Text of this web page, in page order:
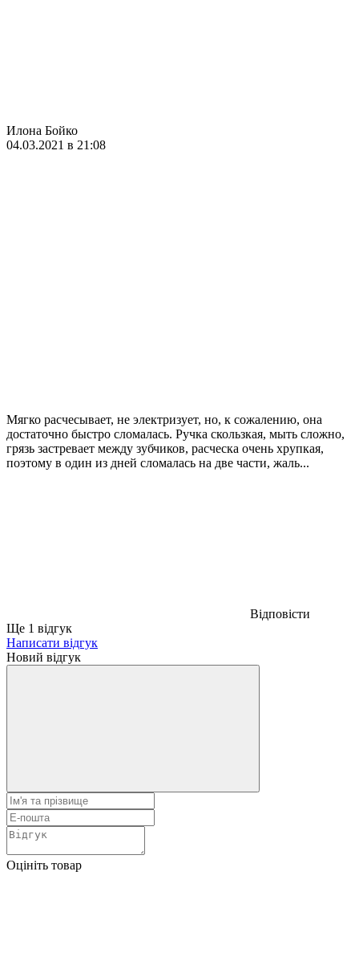
Илона Бойко
04.03.2021 в 21:08
Мягко расчесывает, не электризует, но, к сожалению, она
достаточно быстро сломалась. Ручка скользкая, мыть сложно,
грязь застревает между зубчиков, расческа очень хрупкая,
поэтому в один из дней сломалась на две части, жаль...
Відповісти
Ще 1 відгук
Написати відгук
Новий відгук
Оцініть товар